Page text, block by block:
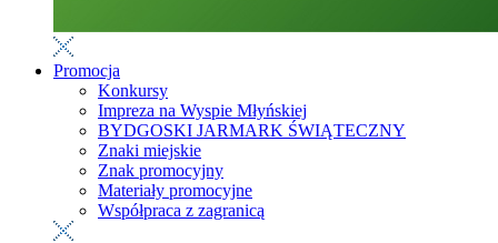
Promocja
Konkursy
Impreza na Wyspie Młyńskiej
BYDGOSKI JARMARK ŚWIĄTECZNY
Znaki miejskie
Znak promocyjny
Materiały promocyjne
Współpraca z zagranicą